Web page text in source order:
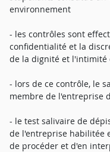
environnement
- les contrôles sont
confidentialité et la
de la dignité et l'intimité
- lors de ce contrôle, le
membre de l'entreprise
- le test salivaire de
de l'entreprise habilitée
de procéder et d'en